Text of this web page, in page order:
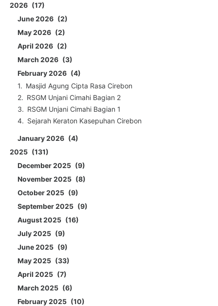
2026
17
June 2026
2
May 2026
2
April 2026
2
March 2026
3
February 2026
4
Masjid Agung Cipta Rasa Cirebon
RSGM Unjani Cimahi Bagian 2
RSGM Unjani Cimahi Bagian 1
Sejarah Keraton Kasepuhan Cirebon
January 2026
4
2025
131
December 2025
9
November 2025
8
October 2025
9
September 2025
9
August 2025
16
July 2025
9
June 2025
9
May 2025
33
April 2025
7
March 2025
6
February 2025
10